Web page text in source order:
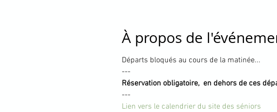
À propos de
Départs bloqués au cours de la matinée...
---
Réservation obligatoire,  en dehors de ces
---
Lien vers le calendrier du site des séniors